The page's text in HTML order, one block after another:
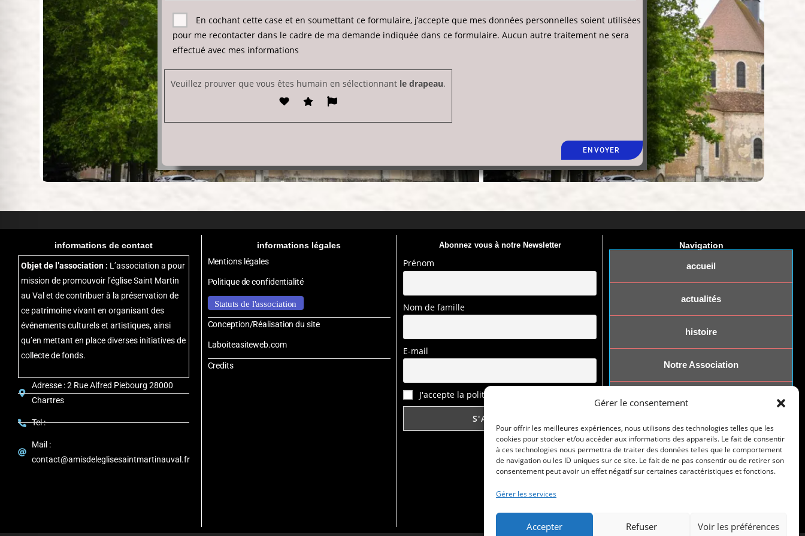
Gérer le consentement
Pour offrir les meilleures expériences, nous utilisons des technologies telles que les
cookies pour stocker et/ou accéder aux informations des appareils. Le fait de consentir
à ces technologies nous permettra de traiter des données telles que le comportement
de navigation ou les ID uniques sur ce site. Le fait de ne pas consentir ou de retirer son
consentement peut avoir un effet négatif sur certaines caractéristiques et fonctions.
Gérer les services
Accepter Refuser Voir les préférences
En cochant cette case et en soumettant ce formulaire, j’accepte que mes données personnelles soient utilisées
pour me recontacter dans le cadre de ma demande indiquée dans ce formulaire. Aucun autre traitement ne sera
effectué avec mes informations
Veuillez prouver que vous êtes humain en sélectionnantle drapeau.
informations de contact
Objet de l’association : L’association a pour
mission de promouvoir l’église Saint Martin
au Val et de contribuer à la préservation de
ce patrimoine vivant en organisant des
événements culturels et artistiques, ainsi
qu’en mettant en place diverses initiatives de
collecte de fonds.
Adresse : 2 Rue Alfred Piebourg 28000
Chartres
Tel :
Mail :
contact@amisdeleglisesaintmartinauval.fr
informations légales
Mentions légales
Politique de confidentialité
Statuts de l'association
Conception/Réalisation du site
Laboiteasiteweb.com
Credits
Abonnez vous à notre Newsletter
Prénom
Nom de famille
E-mail
J'accepte la politique de confidentialité
Navigation
accueil
actualités
histoire
Notre Association
contact